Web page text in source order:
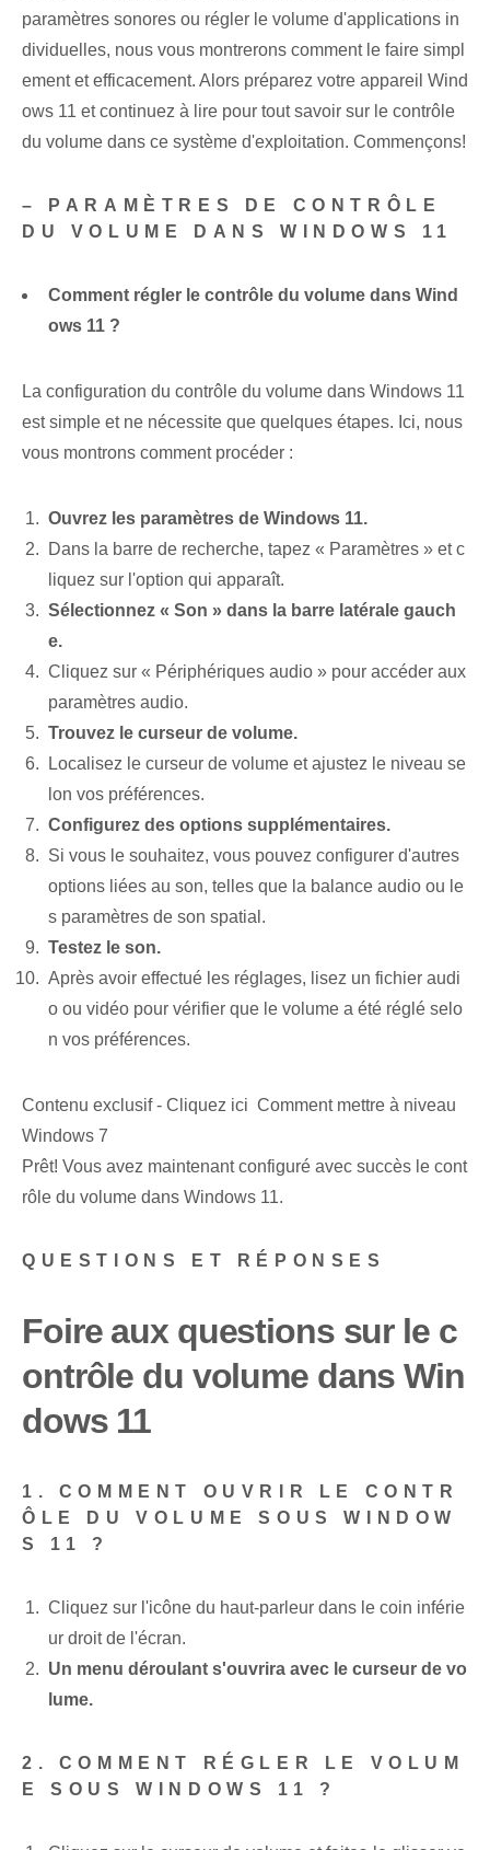
paramètres sonores ou régler le volume d'applications in
dividuelles, nous vous montrerons comment le faire simpl
ement et efficacement. Alors préparez votre appareil Wind
ows 11 et continuez à lire pour tout savoir sur le contrôle
du volume dans ce système d'exploitation. Commençons!
– PARAMÈTRES DE CONTRÔLE
DU VOLUME DANS WINDOWS 11
Comment régler le contrôle du volume dans Wind
ows 11 ?
La configuration du contrôle du volume dans Windows 11
est simple et ne nécessite que quelques étapes. Ici, nous
vous montrons comment procéder :
Ouvrez les paramètres de Windows 11.
Dans la barre de recherche, tapez « Paramètres » et c
liquez sur l'option qui apparaît.
Sélectionnez « Son » dans la barre latérale gauch
e.
Cliquez sur « Périphériques audio » pour accéder aux
paramètres audio.
Trouvez le curseur de volume.
Localisez le curseur de volume et ajustez le niveau se
lon vos préférences.
Configurez des options supplémentaires.
Si vous le souhaitez, vous pouvez configurer d'autres
options liées au son, telles que la balance audio ou le
s paramètres de son spatial.
Testez le son.
Après avoir effectué les réglages, lisez un fichier audi
o ou vidéo pour vérifier que le volume a été réglé selo
n vos préférences.
Contenu exclusif - Cliquez ici Comment mettre à niveau
Windows 7
Prêt! Vous avez maintenant configuré avec succès le cont
rôle du volume dans Windows 11.
QUESTIONS ET RÉPONSES
Foire aux questions sur le c
ontrôle du volume dans Win
dows 11
1. COMMENT OUVRIR LE CONTR
ÔLE DU VOLUME SOUS WINDOW
S 11 ?
Cliquez sur l'icône du haut-parleur dans le coin inférie
ur droit de l'écran.
Un menu déroulant s'ouvrira avec le curseur de vo
lume.
2. COMMENT RÉGLER LE VOLUM
E SOUS WINDOWS 11 ?